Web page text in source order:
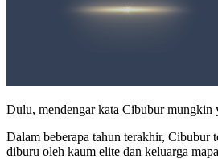
Dulu, mendengar kata Cibubur mungkin
Dalam beberapa tahun terakhir, Cibubur
diburu oleh kaum elite dan keluarga